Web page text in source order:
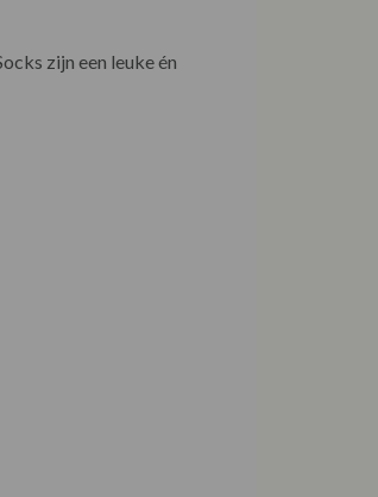
zijn een leuke én